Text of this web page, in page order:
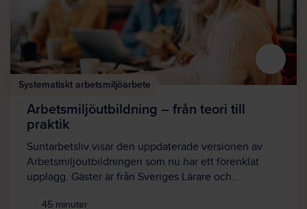
Systematiskt arbetsmiljöarbete
Arbetsmiljöutbildning – från teori till
praktik
Suntarbetsliv visar den uppdaterade versionen av
Arbetsmiljöutbildningen som nu har ett förenklat
upplägg. Gäster är från Sveriges Lärare och…
45 minuter